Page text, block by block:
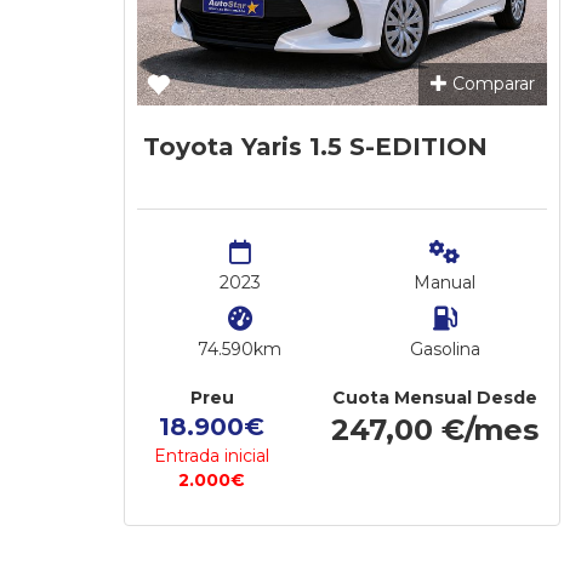
Comparar
Toyota Yaris 1.5 S-EDITION
2023
74.590km
Manual
Gasolina
Preu
18.900€
Entrada inicial
2.000€
Cuota Mensual Desde
247,00 €/mes